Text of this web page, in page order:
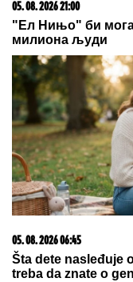
05. 08. 2026 21:00
"Ел Нињо" би
милиона људи
05. 08. 2026 06:45
Šta dete nasleđuje
treba da znate o